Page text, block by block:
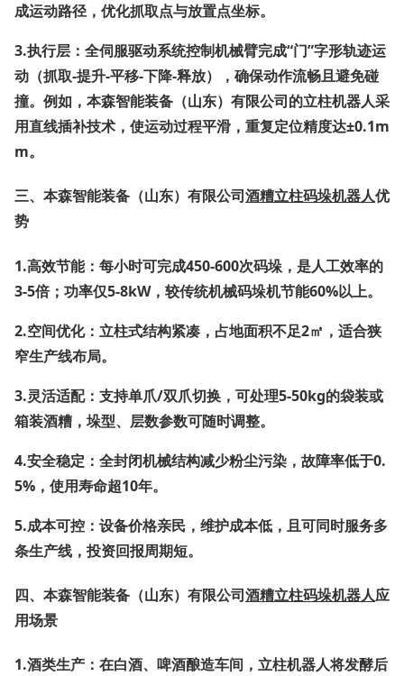
成运动路径，优化抓取点与放置点坐标。
3.执行层 ：全伺服驱动系统控制机械臂完成“门”字形轨迹运
动（抓取-提升-平移-下降-释放），确保动作流畅且避免碰
撞。例如， 本森智能装备（山东）有限公司的立柱机器人采
用直线插补技术，使运动过程平滑，重复定位精度达±0.1m
m。
三、 本森智能装备（山东）有限公司酒糟立柱码垛机器人优
势
1.高效节能：每小时可完成450-600次码垛，是人工效率的
3-5倍；功率仅5-8kW，较传统机械码垛机节能60%以上。
2.空间优化：立柱式结构紧凑，占地面积不足2㎡，适合狭
窄生产线布局。
3.灵活适配：支持单爪/双爪切换，可处理5-50kg的袋装或
箱装酒糟，垛型、层数参数可随时调整。
4.安全稳定 ：全封闭机械结构减少粉尘污染，故障率低于0.
5%，使用寿命超10年。
5.成本可控 ：设备价格亲民，维护成本低，且可同时服务多
条生产线，投资回报周期短。
四、 本森智能装备（山东）有限公司酒糟立柱码垛机器人应
用场景
1.酒类生产 ：在白酒、啤酒酿造车间，立柱机器人将发酵后